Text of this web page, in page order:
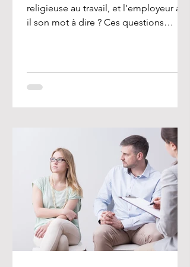
religieuse au travail, et l’employeur a-t-
il son mot à dire ? Ces questions